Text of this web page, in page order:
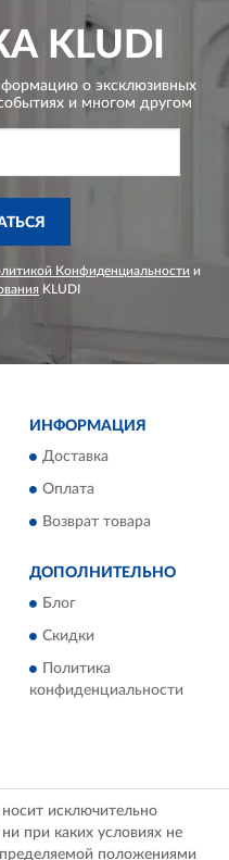
KLUDI
о эксклюзивных
и многом другом
Конфиденциальности и
KLUDI
ИНФОРМАЦИЯ
Доставка
Оплата
Возврат товара
ДОПОЛНИТЕЛЬНО
Блог
Скидки
Политика
конфиденциальности
исключительно
при каких условиях не
положениями